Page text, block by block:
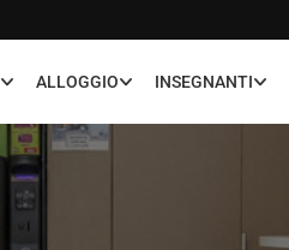
ALLOGGIO INSEGNANTI